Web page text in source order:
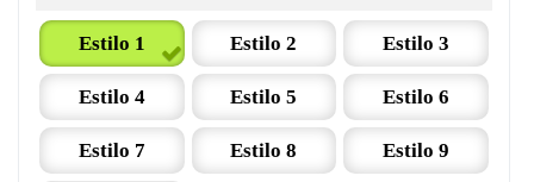
Estilo 1 Estilo 2 Estilo 3
Estilo 4 Estilo 5 Estilo 6
Estilo 7 Estilo 8 Estilo 9